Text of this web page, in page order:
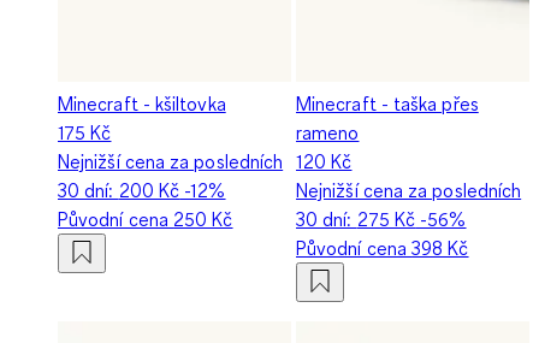
Minecraft - kšiltovka
175 Kč
Nejnižší cena za posledních
30 dní: 200 Kč -12%
Původní cena 250 Kč
Minecraft - taška přes
rameno
120 Kč
Nejnižší cena za posledních
30 dní: 275 Kč -56%
Původní cena398 Kč